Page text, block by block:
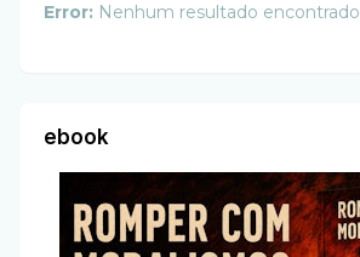
Error: Nenhum resultado encontrado
ebook